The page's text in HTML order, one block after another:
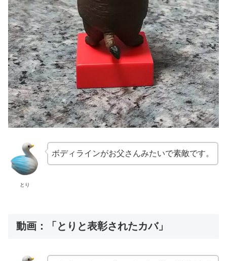
とり
ボディラインがお父さんみたいで素敵です。
動画：「とりと表彰されたカバ」